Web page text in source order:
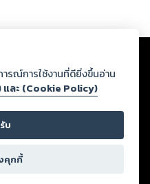
ต์และปรากฏว่าละเมิดสิทธิใน
ฎหมายและศีลธรรม ดังนั้น ผู้อ่าน
ด้วยตนเอง และหากท่านพบว่าส่วน
แจ้งมายังบริษัท เพื่อทีมงานจะได้
งวนลิขสิทธิ์ตามพระราชบัญญัติ
ารณ์การใช้งานที่ดียิ่งขึ้นอ่าน
ละ (Cookie Policy)
บ
คุกกี้